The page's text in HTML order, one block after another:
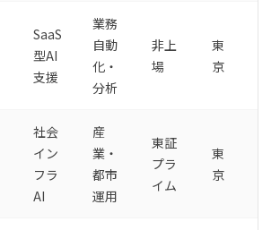
SaaS
型AI
支援
業務
自動
化・
分析
非上
場
東
京
社会
イン
フラ
AI
産
業・
都市
運用
東証
プラ
イム
東
京